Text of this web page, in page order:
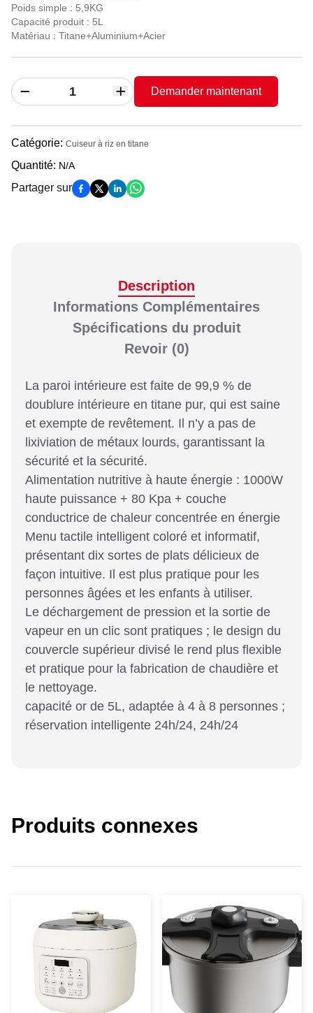
Poids simple : 5,9KG
Capacité produit : 5L
Matériau : Titane+Aluminium+Acier
Demander maintenant
Catégorie: Cuiseur à riz en titane
Quantité: N/A
Partager sur
Description
Informations Complémentaires
Spécifications du produit
Revoir(0)
La paroi intérieure est faite de 99,9 % de
doublure intérieure en titane pur, qui est saine
et exempte de revêtement. Il n’y a pas de
lixiviation de métaux lourds, garantissant la
sécurité et la sécurité.
Alimentation nutritive à haute énergie : 1000W
haute puissance + 80 Kpa + couche
conductrice de chaleur concentrée en énergie
Menu tactile intelligent coloré et informatif,
présentant dix sortes de plats délicieux de
façon intuitive. Il est plus pratique pour les
personnes âgées et les enfants à utiliser.
Le déchargement de pression et la sortie de
vapeur en un clic sont pratiques ; le design du
couvercle supérieur divisé le rend plus flexible
et pratique pour la fabrication de chaudière et
le nettoyage.
capacité or de 5L, adaptée à 4 à 8 personnes ;
réservation intelligente 24h/24, 24h/24
Produits connexes